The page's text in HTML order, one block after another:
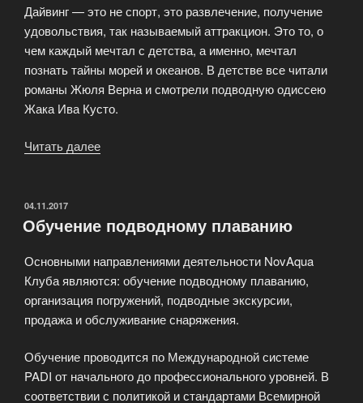
Дайвинг — это не спорт, это развлечение, получение
удовольствия, так называемый аттракцион. Это то, о
чем каждый мечтал с детства, а именно, мечтал
познать тайны морей и океанов. В детстве все читали
романы Жюля Верна и смотрели подводную одиссею
Жака Ива Кусто.
Читать далее
ОПУБЛИКОВАНО
04.11.2017
Обучение подводному плаванию
Основными направлениями деятельности NovAqua
Клуба являются: обучение подводному плаванию,
организация погружений, подводные экскурсии,
продажа и обслуживание снаряжения.
Обучение проводится по Международной системе
PADI от начального до профессионального уровней. В
соответствии с политикой и стандартами Всемирной